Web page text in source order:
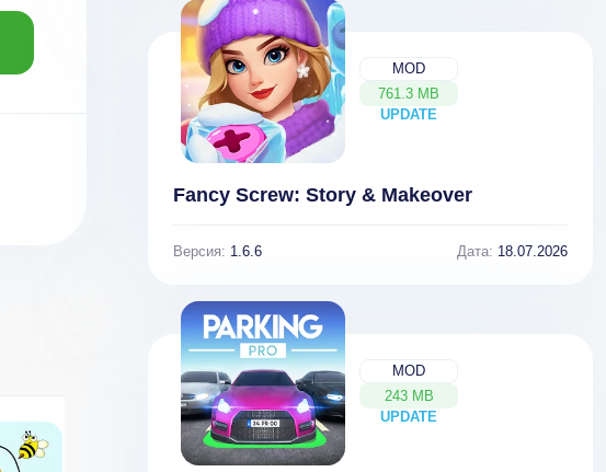
MOD
761.3 MB
UPDATE
NEW
Fancy Screw: Story & Makeover
Версия: 1.6.6 Дата: 18.07.2026
MOD
243 MB
UPDATE
NEW